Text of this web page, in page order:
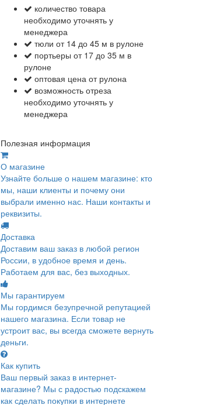
количество товара
необходимо уточнять у
менеджера
тюли от 14 до 45 м в рулоне
портьеры от 17 до 35 м в
рулоне
оптовая цена от рулона
возможность отреза
необходимо уточнять у
менеджера
Полезная информация
О магазине
Узнайте больше о нашем магазине: кто
мы, наши клиенты и почему они
выбрали именно нас. Наши контакты и
реквизиты.
Доставка
Доставим ваш заказ в любой регион
России, в удобное время и день.
Работаем для вас, без выходных.
Мы гарантируем
Мы гордимся безупречной репутацией
нашего магазина. Если товар не
устроит вас, вы всегда сможете вернуть
деньги.
Как купить
Ваш первый заказ в интернет-
магазине? Мы с радостью подскажем
как сделать покупки в интернете